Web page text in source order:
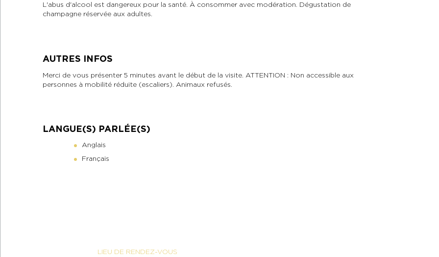
L'abus d'alcool est dangereux pour la santé. À consommer avec modération. Dégustation de
champagne réservée aux adultes.
AUTRES INFOS
Merci de vous présenter 5 minutes avant le début de la visite. ATTENTION : Non accessible aux
personnes à mobilité réduite (escaliers). Animaux refusés.
LANGUE(S) PARLÉE(S)
Anglais
Français
LIEU DE RENDEZ-VOUS